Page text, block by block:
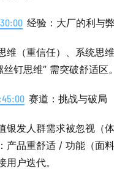
经验：大厂的利与
维（重信任）、系统思
钉思维” 需突破舒适区。
赛道：挑战与破局
银发人群需求被忽视（
产品重舒适 / 功能（面
用户迭代。